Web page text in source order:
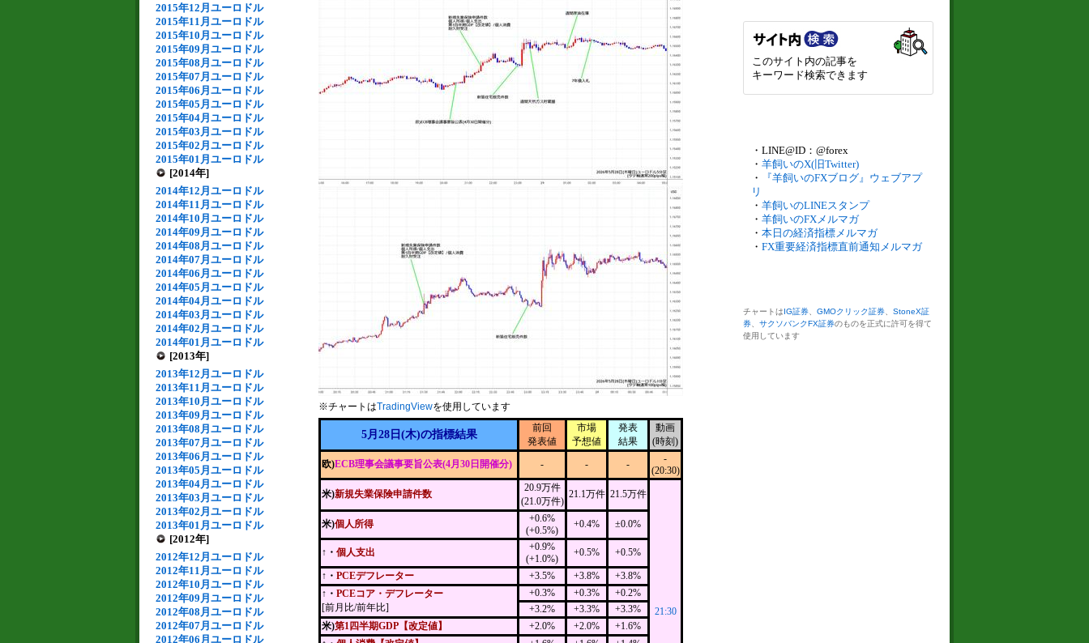
2015年12月ユーロドル
2015年11月ユーロドル
2015年10月ユーロドル
2015年09月ユーロドル
2015年08月ユーロドル
2015年07月ユーロドル
2015年06月ユーロドル
2015年05月ユーロドル
2015年04月ユーロドル
2015年03月ユーロドル
2015年02月ユーロドル
2015年01月ユーロドル
[2014年]
2014年12月ユーロドル
2014年11月ユーロドル
2014年10月ユーロドル
2014年09月ユーロドル
2014年08月ユーロドル
2014年07月ユーロドル
2014年06月ユーロドル
2014年05月ユーロドル
2014年04月ユーロドル
2014年03月ユーロドル
2014年02月ユーロドル
2014年01月ユーロドル
[2013年]
2013年12月ユーロドル
2013年11月ユーロドル
2013年10月ユーロドル
2013年09月ユーロドル
2013年08月ユーロドル
2013年07月ユーロドル
2013年06月ユーロドル
2013年05月ユーロドル
2013年04月ユーロドル
2013年03月ユーロドル
2013年02月ユーロドル
2013年01月ユーロドル
[2012年]
2012年12月ユーロドル
2012年11月ユーロドル
2012年10月ユーロドル
2012年09月ユーロドル
2012年08月ユーロドル
2012年07月ユーロドル
2012年06月ユーロドル
※チャートはTradingViewを使用しています
5月28日(木)の指標結果
前回
発表値
市場
予想値
発表
結果
動画
(時刻)
欧)ECB理事会議事要旨公表(4月30日開催分) - - -
-
(20:30)
米)新規失業保険申請件数
20.9万件
(21.0万件)
21.1万件 21.5万件
21:30
米)個人所得
+0.6%
(+0.5%)
+0.4% ±0.0%
↑・ 個人支出
+0.9%
(+1.0%)
+0.5% +0.5%
↑・ PCEデフレーター +3.5% +3.8%
+3.8%
↑・ PCEコア・デフレーター
[前月比/前年比]
+0.3% +0.3%
+0.2%
+3.2%
+3.3%
+3.3%
米)第1四半期GDP【改定値】 +2.0% +2.0%
+1.6%
このサイト内の記事を
キーワード検索できます
・LINE@ID：@forex
・ 羊飼いのX(旧Twitter)
・
『羊飼いのFXブログ』ウェブアプ
リ
・ 羊飼いのLINEスタンプ
・ 羊飼いのFXメルマガ
・ 本日の経済指標メルマガ
・ FX重要経済指標直前通知メルマガ
チャートはIG証券 GMOクリック証券
StoneX証
券
サクソバンクFX証券のものを正式に許可を得て
使用しています